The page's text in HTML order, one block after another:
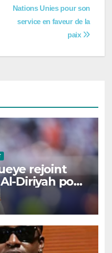
Nations Unies pour son
service en faveur de la
paix
rejoint
Diriyah pour